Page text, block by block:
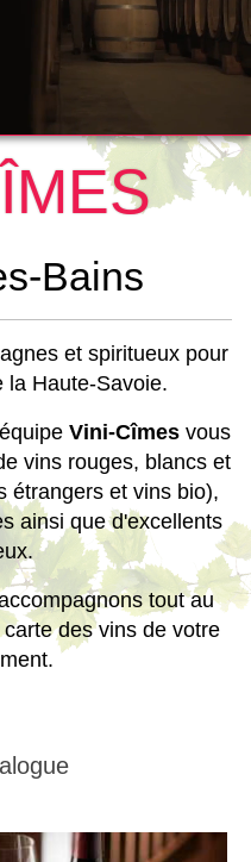
Bains
et spiritueux pour
la Haute-Savoie.
Vini-Cîmes vous
vins rouges, blancs et
étrangers et vins bio),
ainsi que d'excellents
tout au
des vins de votre